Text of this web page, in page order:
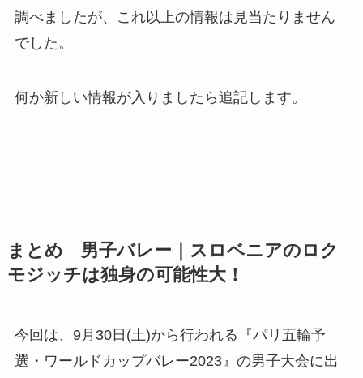
調べましたが、これ以上の情報は見当たりません
でした。
何か新しい情報が入りましたら追記します。
まとめ 男子バレー｜スロベニアのロク
モジッチは独身の可能性大！
今回は、9月30日(土)から行われる『パリ五輪予
選・ワールドカップバレー2023』の男子大会に出